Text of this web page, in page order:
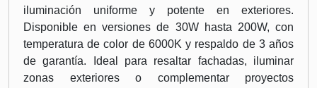
iluminación uniforme y potente en exteriores.
Disponible en versiones de 30W hasta 200W, con
temperatura de color de 6000K y respaldo de 3 años
de garantía. Ideal para resaltar fachadas, iluminar
zonas exteriores o complementar proyectos